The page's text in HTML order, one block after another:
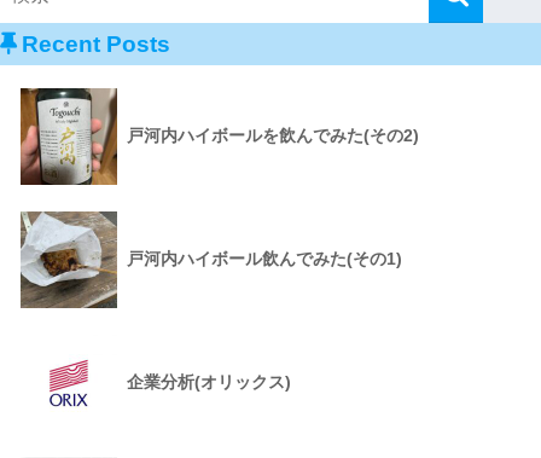
Recent Posts
戸河内ハイボールを飲んでみた(その2)
戸河内ハイボール飲んでみた(その1)
企業分析(オリックス)